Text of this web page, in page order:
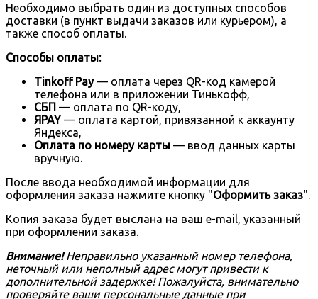
Необходимо выбрать один из доступных способов
доставки (в пункт выдачи заказов или курьером), а
также способ оплаты.
Способы оплаты:
Tinkoff Pay— оплата через QR-код камерой
телефона или в приложении Тинькофф,
СБП — оплата по QR-коду,
ЯPAY— оплата картой, привязанной к аккаунту
Яндекса,
Оплата по номеру карты — ввод данных карты
вручную.
После ввода необходимой информации для
оформления заказа нажмите кнопку "Оформить заказ".
Копия заказа будет выслана на ваш e-mail, указанный
при оформлении заказа.
Внимание!Неправильно указанный номер телефона,
неточный или неполный адрес могут привести к
дополнительной задержке! Пожалуйста, внимательно
проверяйте ваши персональные данные при